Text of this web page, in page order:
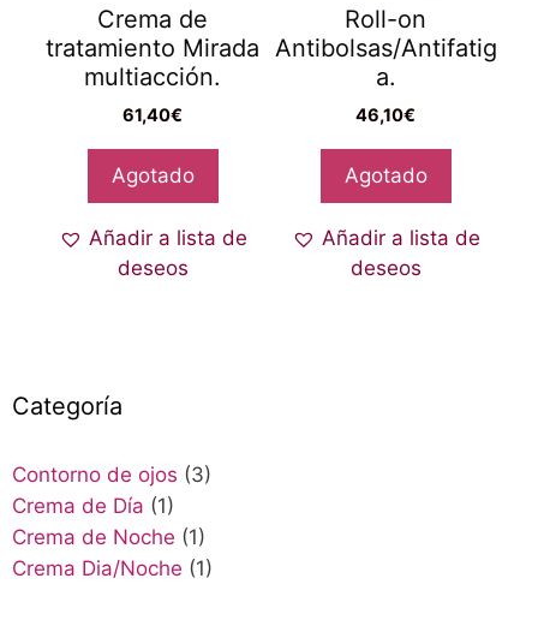
Crema de
tratamiento Mirada
multiacción.
61,40€
Agotado
Añadir a lista de
deseos
Roll-on
Antibolsas/Antifatig
a.
46,10€
Agotado
Añadir a lista de
deseos
Categoría
Contorno de ojos (3)
Crema de Día (1)
Crema de Noche (1)
Crema Dia/Noche (1)